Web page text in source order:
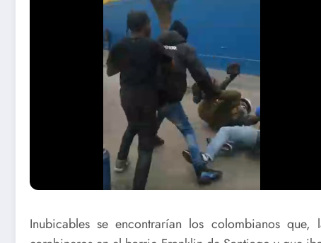
Inubicables se encontrarían los colombianos